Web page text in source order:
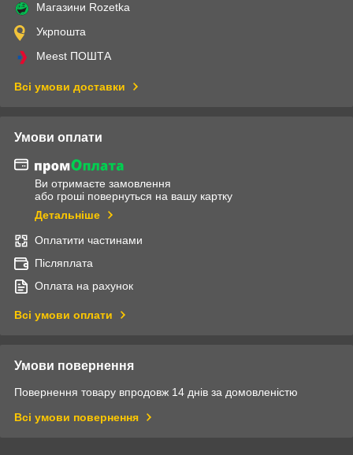
Магазини Rozetka
Укрпошта
Meest ПОШТА
Всі умови доставки
Умови оплати
Ви отримаєте замовлення
або гроші повернуться на вашу картку
Детальніше
Оплатити частинами
Післяплата
Оплата на рахунок
Всі умови оплати
Умови повернення
Повернення товару впродовж 14 днів за домовленістю
Всі умови повернення